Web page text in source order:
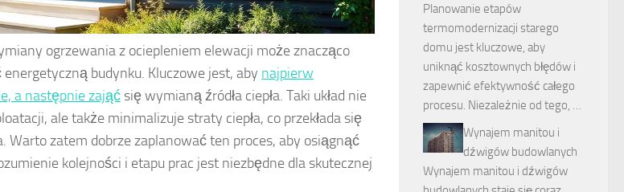
ogrzewania z ociepleniem elewacji może znacząco
budynku. Kluczowe jest, aby najpierw
a następnie zająć się wymianą źródła ciepła. Taki układ nie
ale także minimalizuje straty ciepła, co przekłada się
Warto zatem dobrze zaplanować ten proces, aby osiągnąć
kolejności i etapu prac jest niezbędne dla skutecznej
Planowanie etapów
termomodernizacji starego
domu jest kluczowe, aby
uniknąć kosztownych błędów i
zapewnić efektywność całego
procesu. Niezależnie od tego, …
Wynajem manitou i
dźwigów budowlanych
Wynajem manitou i dźwigów